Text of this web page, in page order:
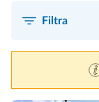
Filtra